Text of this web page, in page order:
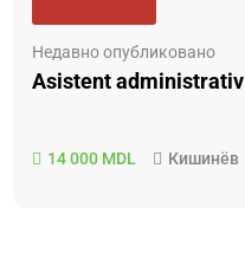
Недавно опубликовано
Asistent administrativ
14 000 MDL Кишинёв